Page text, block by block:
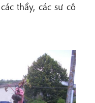
thầy, các sư cô